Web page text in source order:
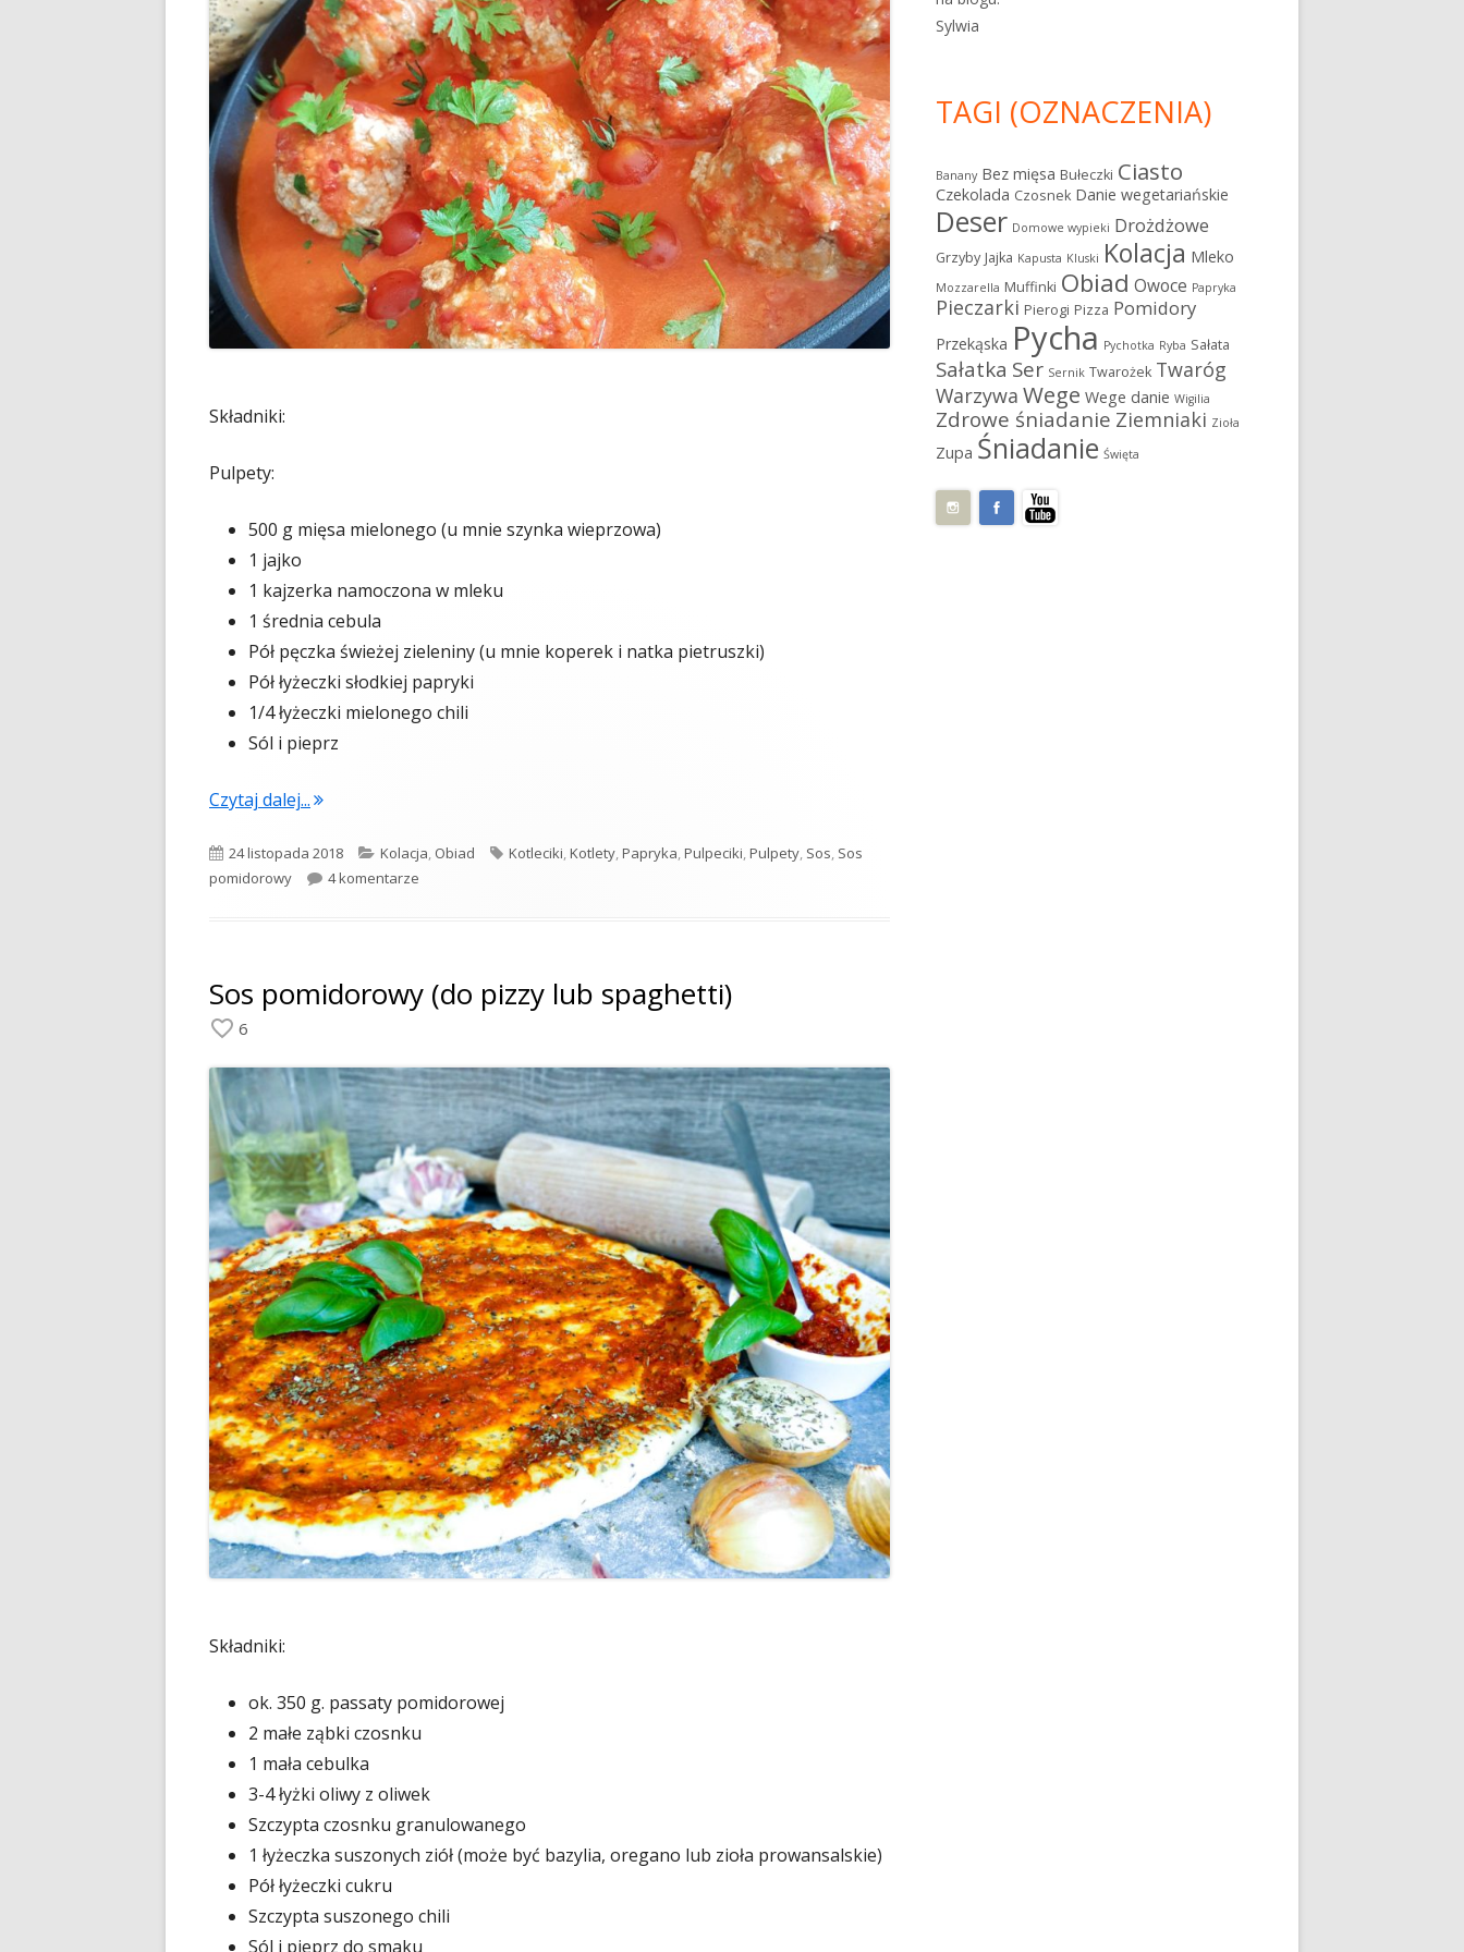
Składniki:
Pulpety:
500 g mięsa mielonego (u mnie szynka wieprzowa)
1 jajko
1 kajzerka namoczona w mleku
1 średnia cebula
Pół pęczka świeżej zieleniny (u mnie koperek i natka pietruszki)
Pół łyżeczki słodkiej papryki
1/4 łyżeczki mielonego chili
Sól i pieprz
Czytaj dalej..."Pulpety w sosie pomidorowo-paprykowym"
Opublikowano
24 listopada 2018 Kategorie
Kolacja, Obiad Tagi
Kotleciki,Kotlety,Papryka,Pulpeciki,Pulpety, Sos, Sos
pomidorowy
4 komentarze
Sos pomidorowy (do pizzy lub spaghetti)
6
Składniki:
ok. 350 g. passaty pomidorowej
2 małe ząbki czosnku
1 mała cebulka
3-4 łyżki oliwy z oliwek
Szczypta czosnku granulowanego
1 łyżeczka suszonych ziół (może być bazylia, oregano lub zioła prowansalskie)
Pół łyżeczki cukru
Szczypta suszonego chili
Sól i pieprz do smaku
Sylwia
TAGI (OZNACZENIA)
Banany Bez mięsa Bułeczki Ciasto
Czekolada Czosnek Danie wegetariańskie
Deser Domowe wypieki Drożdżowe
Grzyby Jajka Kapusta Kluski Kolacja Mleko
Mozzarella Muffinki Obiad Owoce Papryka
Pieczarki Pierogi Pizza Pomidory
Przekąska Pycha Pychotka Ryba Sałata
Sałatka Ser Sernik Twarożek Twaróg
Warzywa Wege Wege danie Wigilia
Zdrowe śniadanie Ziemniaki Zioła
Zupa Śniadanie Święta